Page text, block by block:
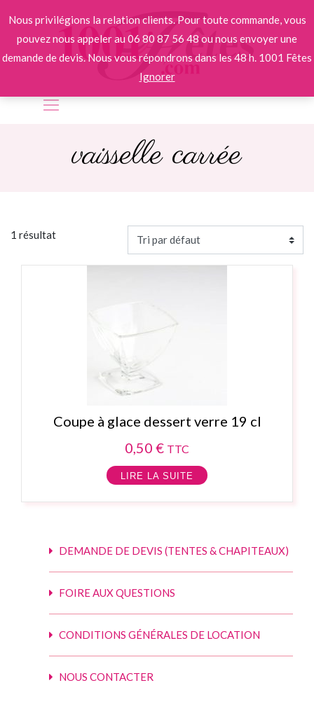
vaisselle carrée
1 résultat
Coupe à glace dessert verre 19 cl
0,50 € TTC
LIRE LA SUITE
DEMANDE DE DEVIS (TENTES & CHAPITEAUX)
FOIRE AUX QUESTIONS
CONDITIONS GÉNÉRALES DE LOCATION
NOUS CONTACTER
Nous privilégions la relation clients. Pour toute commande, vous
pouvez nous appeler au 06 80 87 56 48 ou nous envoyer une
demande de devis. Nous vous répondrons dans les 48 h. 1001 Fêtes
Ignorer